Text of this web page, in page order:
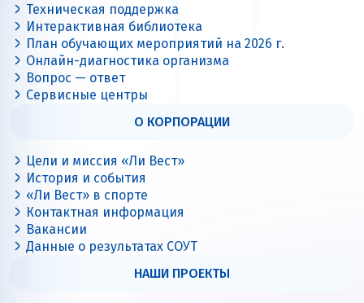
Техническая поддержка
Интерактивная библиотека
План обучающих мероприятий на 2026 г.
Онлайн-диагностика организма
Вопрос — ответ
Сервисные центры
О КОРПОРАЦИИ
Цели и миссия «Ли Вест»
История и события
«Ли Вест» в спорте
Контактная информация
Вакансии
Данные о результатах СОУТ
НАШИ ПРОЕКТЫ